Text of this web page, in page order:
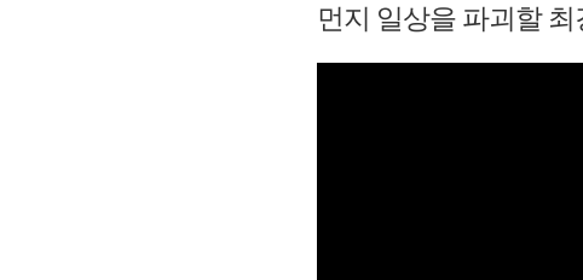
먼지 일상을 파괴할